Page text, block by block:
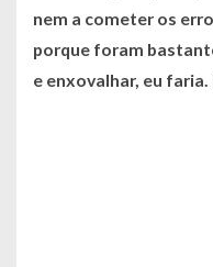
nem a cometer os
porque foram
e enxovalhar, eu